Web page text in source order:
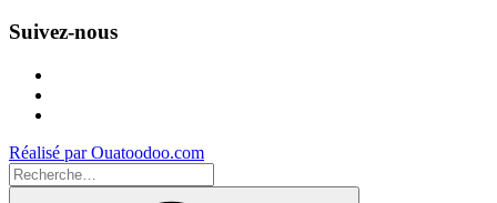
Suivez-nous
Réalisé par Ouatoodoo.com
Recherche
pour